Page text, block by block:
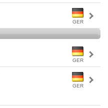
GER
GER
GER